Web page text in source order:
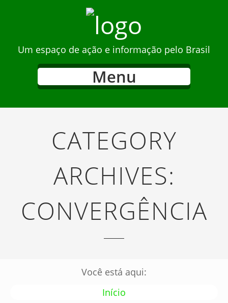
Um espaço de ação e informação pelo Brasil
Menu
CATEGORY
ARCHIVES:
CONVERGÊNCIA
Você está aqui:
Início